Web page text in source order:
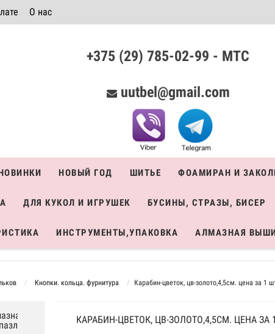
О нас
+375 (29) 785-02-99 - МТС
uutbel@gmail.com
НОВЫЙ ГОД ШИТЬЕ ФОАМИРАН И
ДЛЯ КУКОЛ И ИГРУШЕК БУСИНЫ, СТРАЗЫ, БИСЕР
ИНСТРУМЕНТЫ,УПАКОВКА АЛМАЗНАЯ
Кнопки. кольца. фурнитура Карабин-цветок, цв-золото,4,5см. цена за 1
КАРАБИН-ЦВЕТОК, ЦВ-ЗОЛОТО,4,5СМ. ЦЕНА ЗА